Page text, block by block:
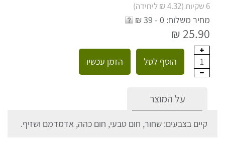
6 שקיות (4.32 ₪ ליחידה)
מחיר משלוח: 0 - 39 ₪
25.90 ₪
1 הוסף לסל הזמן עכשיו
על המוצר
קיים בצבעים: שחור, חום טבעי, חום כהה, אדמדמם ושזיף.